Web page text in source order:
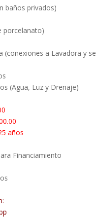
baños privados)
porcelanato)
(conexiones a Lavadora y
(Agua, Luz y Drenaje)
años
Financiamiento